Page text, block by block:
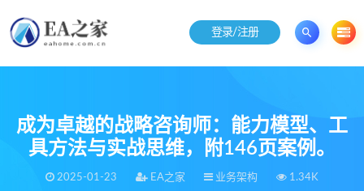
登录/注册
成为卓越的战略咨询师：能力模型、工
具方法与实战思维，附146页案例。
2025-01-23 EA之家 业务架构 1.34K